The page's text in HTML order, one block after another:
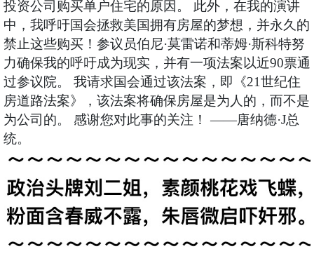
投资公司购买单户住宅的原因。 此外，在我的演讲
中，我呼吁国会拯救美国拥有房屋的梦想，并永久的
禁止这些购买！参议员伯尼·莫雷诺和蒂姆·斯科特努
力确保我的呼吁成为现实，并有一项法案以近90票通
过参议院。 我请求国会通过该法案，即《21世纪住
房道路法案》，该法案将确保房屋是为人的，而不是
为公司的。 感谢您对此事的关注！ ——唐纳德·J总
统。